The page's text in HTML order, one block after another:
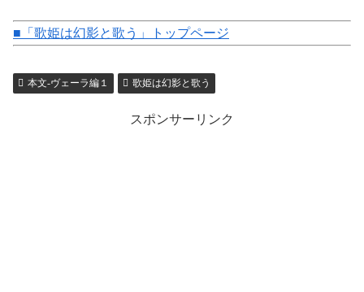
■「歌姫は幻影と歌う」トップページ
本文-ヴェーラ編１ 歌姫は幻影と歌う
スポンサーリンク